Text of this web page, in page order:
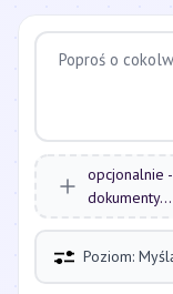
opcjonalnie
dokumenty...
Poziom: